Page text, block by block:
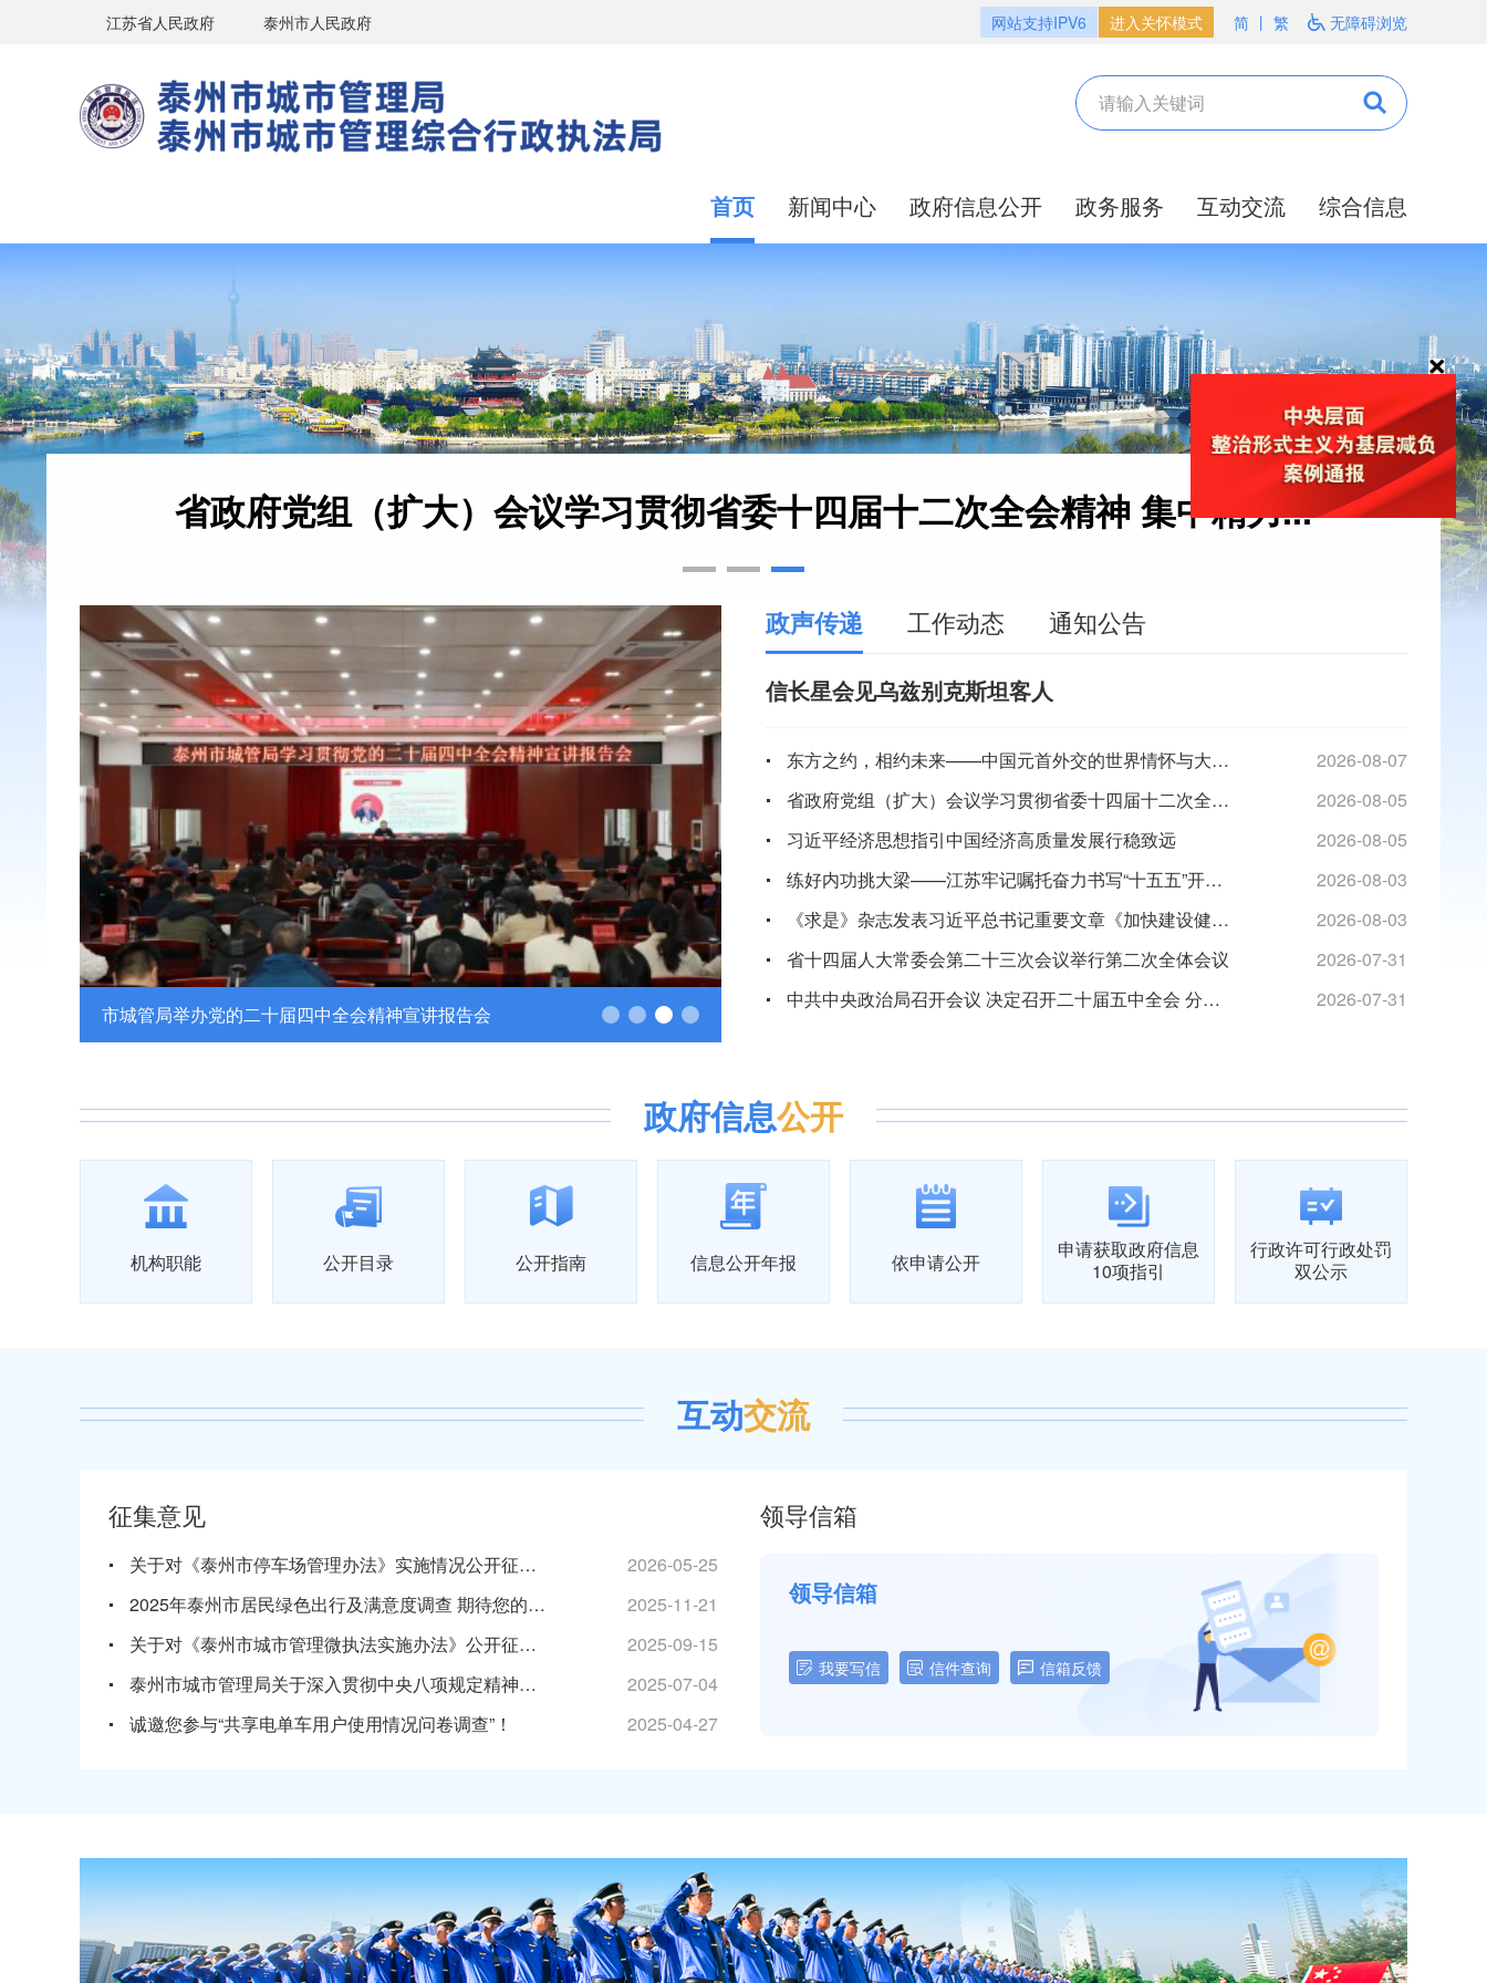
江苏省人民政府 泰州市人民政府 网站支持IPV6 进入关怀模式 简 丨 繁 无障碍浏览
首页 新闻中心 政府信息公开 政务服务 互动交流 综合信息
省政府党组（扩大）会议学习贯彻省委十四届十二次全会精神 集中精力...
神宣讲报告会 助力“泰享消费·喜庆丰收”活动！黄金周爱车畅停指南请收好 @国务院 我来说
政声传递 工作动态 通知公告
信长星会见乌兹别克斯坦客人
东方之约，相约未来——中国元首外交的世界情怀与大国气派
2026-08-07
省政府党组（扩大）会议学习贯彻省委十四届十二次全会精神 集中精力扎扎实实做好各项工作 以新业绩迎接省党代会胜利召开
2026-08-05
习近平经济思想指引中国经济高质量发展行稳致远
2026-08-05
练好内功挑大梁——江苏牢记嘱托奋力书写“十五五”开局答卷
2026-08-03
《求是》杂志发表习近平总书记重要文章《加快建设健康中国》
2026-08-03
省十四届人大常委会第二十三次会议举行第二次全体会议
2026-07-31
中共中央政治局召开会议 决定召开二十届五中全会 分析研究当前经济形势和经济工作 中共中央总书记习近平主持会议
2026-07-31
政府信息公开
机构职能 公开目录 公开指南 信息公开年报 依申请公开
申请获取政府信息
10项指引
行政许可行政处罚
双公示
互动交流
征集意见
关于对《泰州市停车场管理办法》实施情况公开征求意见的公告
2026-05-25
2025年泰州市居民绿色出行及满意度调查 期待您的参与！
2025-11-21
关于对《泰州市城市管理微执法实施办法》公开征求意见的公告
2025-09-15
泰州市城市管理局关于深入贯彻中央八项规定精神学习教育征求意见的公告
2025-07-04
诚邀您参与“共享电单车用户使用情况问卷调查”！
2025-04-27
领导信箱
领导信箱
我要写信 信件查询 信箱反馈
泰城渣许〔2026〕001号
泰城环许〔2025〕003号
生活垃圾
泰城环许〔2025〕002号
生活垃圾 已办结
2025-12-23 已办结
2026-08-05
泰城渣许〔2025〕050号
工程渣土 已办结
泰城渣许〔2025〕047号
工程渣土 2025-12-08 已办结
2026-12-18
工程渣土 2025-11-28
2026-05-30
泰城渣许〔2025〕045号
工程渣土 2025-11-26 已办结 2026-05-25